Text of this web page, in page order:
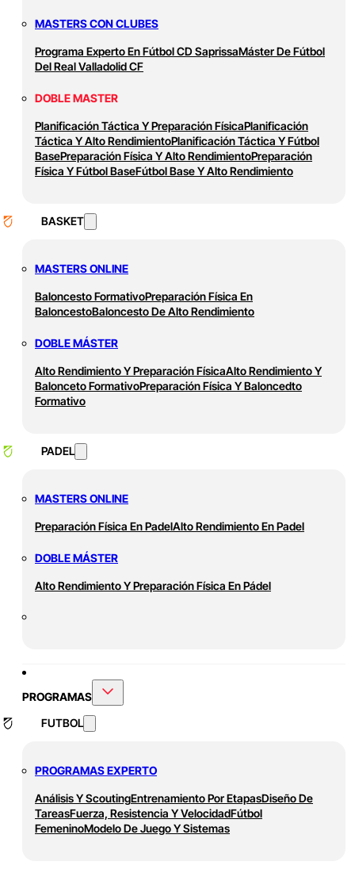
MASTERS CON CLUBES
Programa Experto En Fútbol CD SaprissaMáster De Fútbol
Del Real Valladolid CF
DOBLE MASTER
Planificación Táctica Y Preparación FísicaPlanificación
Táctica Y Alto RendimientoPlanificación Táctica Y Fútbol
BasePreparación Física Y Alto RendimientoPreparación
Física Y Fútbol BaseFútbol Base Y Alto Rendimiento
BASKET
MASTERS ONLINE
Baloncesto FormativoPreparación Física En
BaloncestoBaloncesto De Alto Rendimiento
DOBLE MÁSTER
Alto Rendimiento Y Preparación FísicaAlto Rendimiento Y
Balonceto FormativoPreparación Física Y Baloncedto
Formativo
PADEL
MASTERS ONLINE
Preparación Física En PadelAlto Rendimiento En Padel
DOBLE MÁSTER
Alto Rendimiento Y Preparación Física En Pádel
PROGRAMAS
FUTBOL
PROGRAMAS EXPERTO
Análisis Y ScoutingEntrenamiento Por EtapasDiseño De
TareasFuerza, Resistencia Y VelocidadFútbol
FemeninoModelo De Juego Y Sistemas